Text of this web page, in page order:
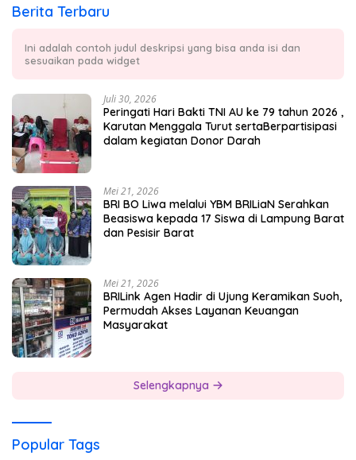
Berita Terbaru
Ini adalah contoh judul deskripsi yang bisa anda isi dan
sesuaikan pada widget
Juli 30, 2026
Peringati Hari Bakti TNI AU ke 79 tahun 2026 ,
Karutan Menggala Turut sertaBerpartisipasi
dalam kegiatan Donor Darah
Mei 21, 2026
BRI BO Liwa melalui YBM BRILiaN Serahkan
Beasiswa kepada 17 Siswa di Lampung Barat
dan Pesisir Barat
Mei 21, 2026
BRILink Agen Hadir di Ujung Keramikan Suoh,
Permudah Akses Layanan Keuangan
Masyarakat
Selengkapnya
Popular Tags